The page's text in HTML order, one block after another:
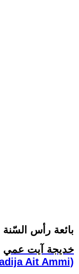
بائعة رأس السّنة
خديجة آيت عمي
Ait Ammi)